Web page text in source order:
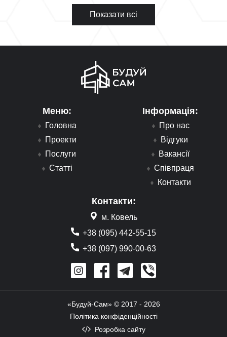
Показати всі
Меню:
Головна
Проекти
Послуги
Статті
Інформація:
Про нас
Відгуки
Вакансії
Співпраця
Контакти
Контакти:
м. Ковель
+38 (095) 442-55-15
+38 (097) 990-00-63
«Будуй-Сам» © 2017 - 2026
Політика конфіденційності
Розробка сайту